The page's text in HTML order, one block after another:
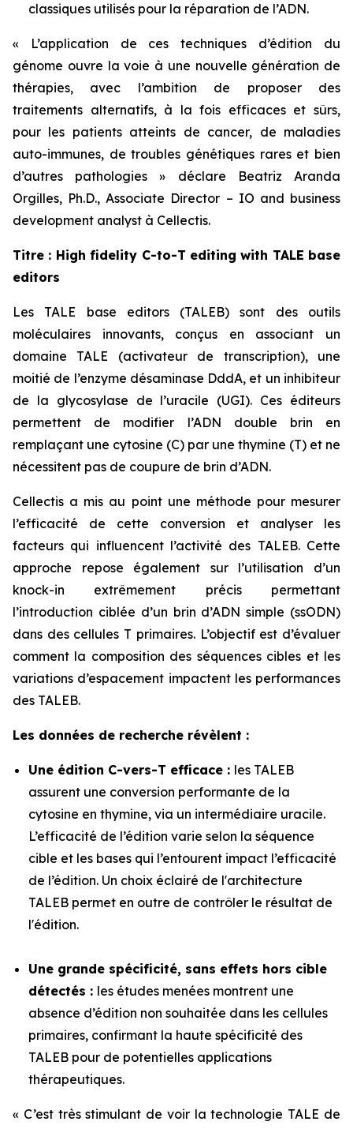
classiques utilisés pour la réparation de l’ADN.
« L’application de ces techniques d’édition du
génome ouvre la voie à une nouvelle génération de
thérapies, avec l’ambition de proposer des
traitements alternatifs, à la fois efficaces et sûrs,
pour les patients atteints de cancer, de maladies
auto-immunes, de troubles génétiques rares et bien
d’autres pathologies » déclare Beatriz Aranda
Orgilles, Ph.D., Associate Director – IO and business
development analyst à Cellectis.
Titre : High fidelity C-to-T editing with TALE base
editors
Les TALE base editors (TALEB) sont des outils
moléculaires innovants, conçus en associant un
domaine TALE (activateur de transcription), une
moitié de l’enzyme désaminase DddA, et un inhibiteur
de la glycosylase de l’uracile (UGI). Ces éditeurs
permettent de modifier l’ADN double brin en
remplaçant une cytosine (C) par une thymine (T) et ne
nécessitent pas de coupure de brin d’ADN.
Cellectis a mis au point une méthode pour mesurer
l’efficacité de cette conversion et analyser les
facteurs qui influencent l’activité des TALEB. Cette
approche repose également sur l’utilisation d’un
knock-in extrêmement précis permettant
l’introduction ciblée d’un brin d’ADN simple (ssODN)
dans des cellules T primaires. L’objectif est d’évaluer
comment la composition des séquences cibles et les
variations d’espacement impactent les performances
des TALEB.
Les données de recherche révèlent :
Une édition C-vers-T efficace : les TALEB
assurent une conversion performante de la
cytosine en thymine, via un intermédiaire uracile.
L’efficacité de l’édition varie selon la séquence
cible et les bases qui l’entourent impact l’efficacité
de l’édition. Un choix éclairé de l'architecture
TALEB permet en outre de contrôler le résultat de
l'édition.
Une grande spécificité, sans effets hors cible
détectés : les études menées montrent une
absence d’édition non souhaitée dans les cellules
primaires, confirmant la haute spécificité des
TALEB pour de potentielles applications
thérapeutiques.
« C’est très stimulant de voir la technologie TALE de